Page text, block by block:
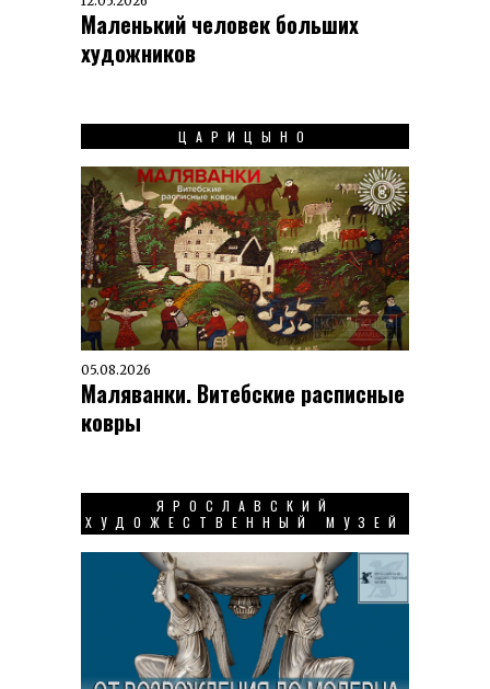
Маленький человек больших
художников
ЦАРИЦЫНО
05.08.2026
Маляванки. Витебские расписные
ковры
ЯРОСЛАВСКИЙ
ХУДОЖЕСТВЕННЫЙ МУЗЕЙ